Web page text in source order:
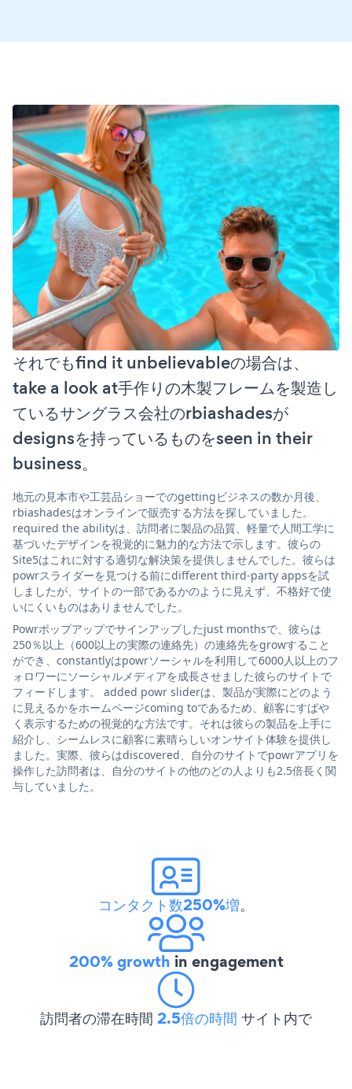
それでもfind it unbelievableの場合は、
take a look at手作りの木製フレームを製造し
ているサングラス会社のrbiashadesが
designsを持っているものをseen in their
business。
地元の見本市や工芸品ショーでのgettingビジネスの数か月後、
rbiashadesはオンラインで販売する方法を探していました。
required the abilityは、訪問者に製品の品質、軽量で人間工学に
基づいたデザインを視覚的に魅力的な方法で示します。彼らの
Site5はこれに対する適切な解決策を提供しませんでした。彼らは
powrスライダーを見つける前にdifferent third-party appsを試
しましたが、サイトの一部であるかのように見えず、不格好で使
いにくいものはありませんでした。
Powrポップアップでサインアップしたjust monthsで、彼らは
250％以上（600以上の実際の連絡先）の連絡先をgrowすること
ができ、constantlyはpowrソーシャルを利用して6000人以上のフ
ォロワーにソーシャルメディアを成長させました彼らのサイトで
フィードします。 added powr sliderは、製品が実際にどのよう
に見えるかをホームページcoming toであるため、顧客にすばや
く表示するための視覚的な方法です。それは彼らの製品を上手に
紹介し、シームレスに顧客に素晴らしいオンサイト体験を提供し
ました。実際、彼らはdiscovered、自分のサイトでpowrアプリを
操作した訪問者は、自分のサイトの他のどの人よりも2.5倍長く関
与していました。
コンタクト数250%増。
200% growth in engagement
訪問者の滞在時間 2.5倍の時間 サイト内で